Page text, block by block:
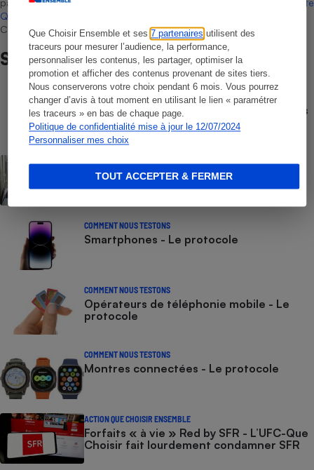
Que Choisir Ensemble et ses7 partenaires utilisent des
traceurs pour mesurer l’audience, la performance,
personnaliser les contenus, les partager, optimiser la
promotion et afficher des contenus provenant de sites tiers.
Nous conserverons votre choix pendant 6 mois. Vous pourrez
changer d’avis à tout moment en utilisant le lien « paramétrer
les traceurs » en bas de chaque page.
Politique de confidentialité mise à jour le 12/07/2024
Personnaliser mes choix
TOUT ACCEPTER & FERMER
par Bureau Veritas Certification conformément aux règles de
La Note
Que Choisir
Choisir Ensemble et les professionnels référencés.
Sur le même sujet
COMPARATEUR
Comparateur gratuit des forfaits mobiles
- Choisissez le meilleur forfait, avec ou
sans engagement
Numéros de services clients gratuits - La
liste des numéros non surtaxés
COMMENT NOUS TESTONS
Smartphones - Le protocole
COMMENT NOUS TESTONS
Opérateurs de téléphonie mobile - Le
protocole
COMMENT NOUS TESTONS
Montres connectées - Le protocole
ACTION QUE CHOISIR ENSEMBLE
Forfaits « à vie » Red by SFR - L’UFC-Que
Choisir fait lourdement condamner SFR